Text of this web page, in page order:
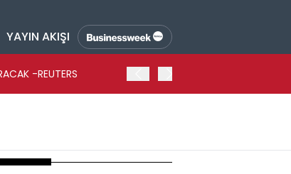
YAYIN AKIŞI
-REUTERS